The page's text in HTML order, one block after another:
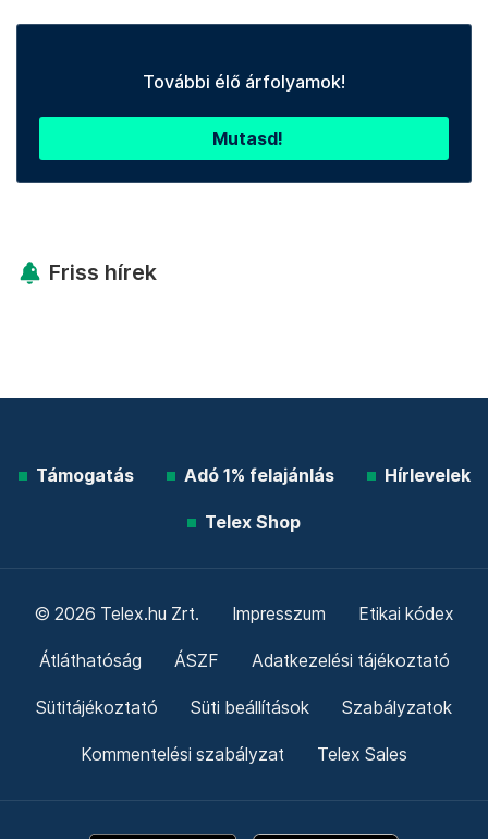
További élő árfolyamok!
Mutasd!
Friss hírek
Támogatás Adó 1% felajánlás Hírlevelek
Telex Shop
© 2026 Telex.hu Zrt. Impresszum Etikai kódex
Átláthatóság ÁSZF Adatkezelési tájékoztató
Sütitájékoztató Süti beállítások Szabályzatok
Kommentelési szabályzat Telex Sales